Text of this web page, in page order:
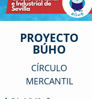
PROYECTO
BÚHO
CÍRCULO
MERCANTIL